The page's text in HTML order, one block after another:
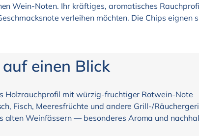
Wein-Noten. Ihr kräftiges, aromatisches
verleihen möchten. Die Chips
einen Blick
Holzrauchprofil mit würzig-fruchtiger Rotwein-Note
Fisch, Meeresfrüchte und andere Grill-/
alten Weinfässern — besonderes Aroma und